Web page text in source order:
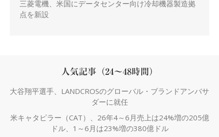
三菱電機、米国にデータセンター向け冷却機器製造拠
点を新設
人気記事（24～48時間）
大谷翔平選手、LANDCROSのグローバル・ブランドアンバサ
ダーに就任
米キャタピラー（CAT）、26年4～6月売上は24%増の205億
ドル、1～6月は23%増の380億ドル